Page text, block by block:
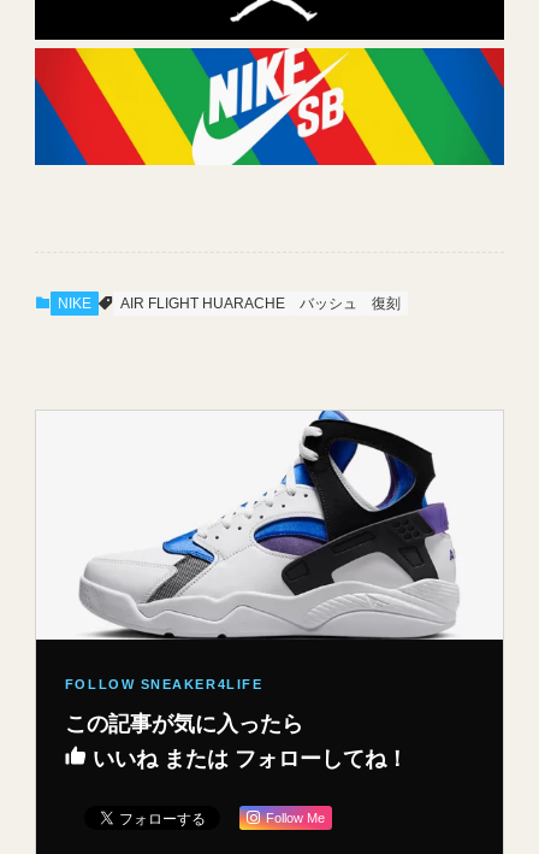
NIKE AIR FLIGHT HUARACHE バッシュ 復刻
この記事が気に入ったら
いいね または フォローしてね！
Follow Me